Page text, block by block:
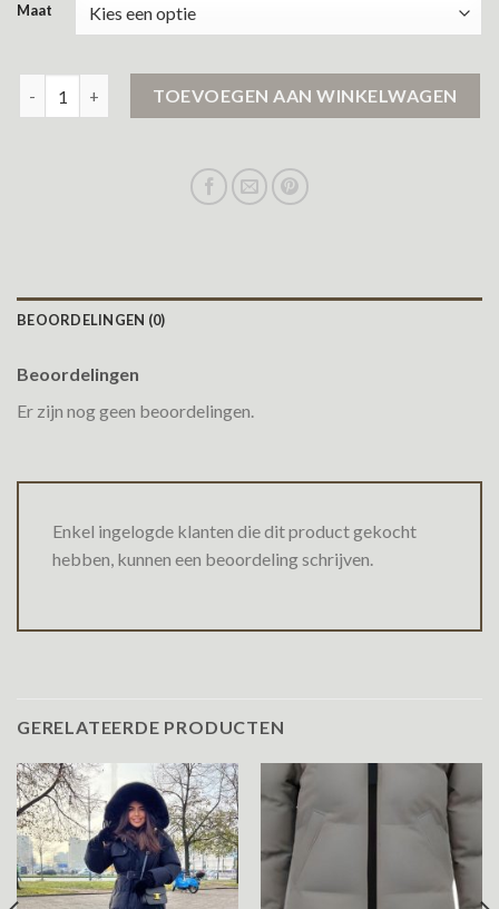
Maat
TOEVOEGEN AAN WINKELWAGEN
BEOORDELINGEN (0)
Beoordelingen
Er zijn nog geen beoordelingen.
Enkel ingelogde klanten die dit product gekocht
hebben, kunnen een beoordeling schrijven.
GERELATEERDE PRODUCTEN